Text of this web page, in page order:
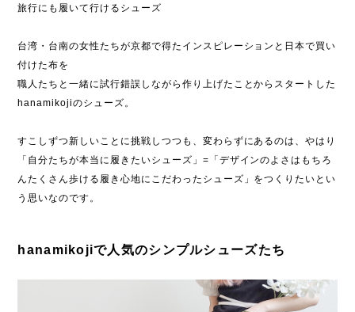
旅行にも履いて行けるシューズ
台湾・台南の女性たちが京都で得たインスピレーションと日本で買い
付けた布を
職人たちと一緒に試行錯誤しながら作り上げたことからスタートした
hanamikojiのシューズ。
すこしずつ新しいことに挑戦しつつも、変わらずにあるのは、やはり
「自分たちが本当に履きたいシューズ」=「デザインのよさはもちろ
んたくさん歩ける履き心地にこだわったシューズ」をつくりたいとい
う思いなのです。
hanamikojiで人気のシンプルシューズたち